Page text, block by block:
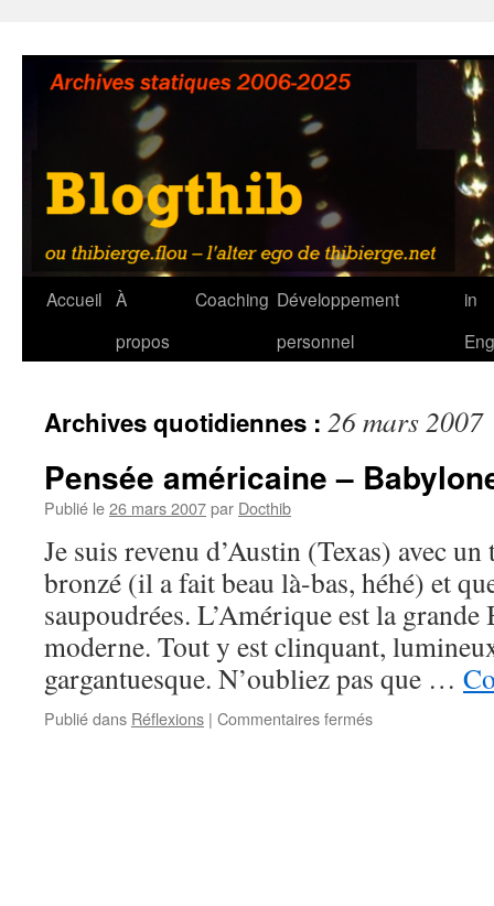
contenu
Accueil À
propos
Coaching Développement
personnel
in
Archives quotidiennes : 26 mars 2007
Pensée américaine –
Publié le26 mars 2007par Docthib
Je suis revenu d’Austin (Texas) avec
bronzé (il a fait beau là-bas, héhé) et
saupoudrées. L’Amérique est la
moderne. Tout y est clinquant,
gargantuesque. N’oubliez pas que …
Publié dans Réflexions | Commentaires ferméssur